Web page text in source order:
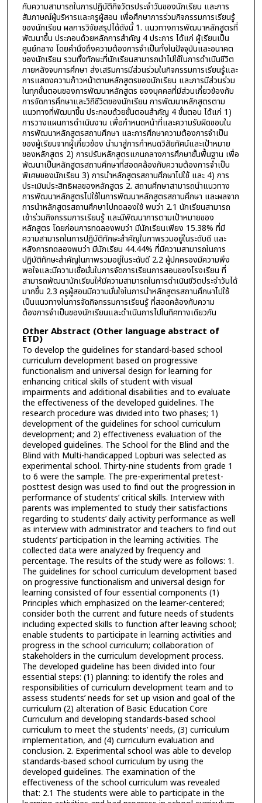
กับความสามารถในการปฏิบัติกิจวัตรประจำวันของนักเรียน และการ
สัมภาษณ์ผู้บริหารและครูผู้สอน เพื่อศึกษาการร่วมกิจกรรมการเรียนรู้
ของนักเรียน ผลการวิจัยสรุปได้ดังนี้ 1. แนวทางการพัฒนาหลักสูตรที่
พัฒนาขึ้น ประกอบด้วยหลักการสำคัญ 4 ประการ ได้แก่ ผู้เรียนเป็น
ศูนย์กลาง โดยคำนึงถึงความต้องการจำเป็นทั้งในปัจจุบันและอนาคต
ของนักเรียน รวมทั้งทักษะที่นักเรียนสามารถนำไปใช้ในการดำเนินชีวิต
ภายหลังจบการศึกษา ส่งเสริมการมีส่วนร่วมในกิจกรรมการเรียนรู้และ
การแสดงความก้าวหน้าตามหลักสูตรของนักเรียน และการมีส่วนร่วม
ในทุกขั้นตอนของการพัฒนาหลักสูตร ของบุคคลที่มีส่วนเกี่ยวข้องกับ
การจัดการศึกษาและวิถีชีวิตของนักเรียน การพัฒนาหลักสูตรตาม
แนวทางที่พัฒนาขึ้น ประกอบด้วยขั้นตอนสำคัญ 4 ขั้นตอน ได้แก่ 1)
การวางแผนการดำเนินงาน เพื่อกำหนดหน้าที่และความรับผิดชอบใน
การพัฒนาหลักสูตรสถานศึกษา และการศึกษาความต้องการจำเป็น
ของผู้เรียนจากผู้เกี่ยวข้อง นำมาสู่การกำหนดวิสัยทัศน์และเป้าหมาย
ของหลักสูตร 2) การปรับหลักสูตรแกนกลางการศึกษาขั้นพื้นฐาน เพื่อ
พัฒนาเป็นหลักสูตรสถานศึกษาที่สอดคล้องกับความต้องการจำเป็น
พิเศษของนักเรียน 3) การนำหลักสูตรสถานศึกษาไปใช้ และ 4) การ
ประเมินประสิทธิผลของหลักสูตร 2. สถานศึกษาสามารถนำแนวทาง
การพัฒนาหลักสูตรไปใช้ในการพัฒนาหลักสูตรสถานศึกษา และผลจาก
การนำหลักสูตรสถานศึกษาไปทดลองใช้ พบว่า 2.1 นักเรียนสามารถ
เข้าร่วมกิจกรรมการเรียนรู้ และมีพัฒนาการตามเป้าหมายของ
หลักสูตร โดยก่อนการทดลองพบว่า มีนักเรียนเพียง 15.38% ที่มี
ความสามารถในการปฏิบัติทักษะสำคัญในภาพรวมอยู่ในระดับดี และ
หลังการทดลองพบว่า มีนักเรียน 44.44% ที่มีความสามารถในการ
ปฏิบัติทักษะสำคัญในภาพรวมอยู่ในระดับดี 2.2 ผู้ปกครองมีความพึง
พอใจและมีความเชื่อมั่นในการจัดการเรียนการสอนของโรงเรียน ที่
สามารถพัฒนานักเรียนให้มีความสามารถในการดำเนินชีวิตประจำวันได้
มากขึ้น 2.3 ครูผู้สอนมีความมั่นใจในการนำหลักสูตรสถานศึกษาไปใช้
เป็นแนวทางในการจัดกิจกรรมการเรียนรู้ ที่สอดคล้องกับความ
ต้องการจำเป็นของนักเรียนและดำเนินการไปในทิศทางเดียวกัน
Other Abstract (Other language abstract of
ETD)
To develop the guidelines for standard-based school
curriculum development based on progressive
functionalism and universal design for learning for
enhancing critical skills of student with visual
impairments and additional disabilities and to evaluate
the effectiveness of the developed guidelines. The
research procedure was divided into two phases; 1)
development of the guidelines for school curriculum
development; and 2) effectiveness evaluation of the
developed guidelines. The School for the Blind and the
Blind with Multi-handicapped Lopburi was selected as
experimental school. Thirty-nine students from grade 1
to 6 were the sample. The pre-experimental pretest-
posttest design was used to find out the progression in
performance of students’ critical skills. Interview with
parents was implemented to study their satisfactions
regarding to students’ daily activity performance as well
as interview with administrator and teachers to find out
students’ participation in the learning activities. The
collected data were analyzed by frequency and
percentage. The results of the study were as follows: 1.
The guidelines for school curriculum development based
on progressive functionalism and universal design for
learning consisted of four essential components (1)
Principles which emphasized on the learner-centered;
consider both the current and future needs of students
including expected skills to function after leaving school;
enable students to participate in learning activities and
progress in the school curriculum; collaboration of
stakeholders in the curriculum development process.
The developed guideline has been divided into four
essential steps: (1) planning: to identify the roles and
responsibilities of curriculum development team and to
assess students’ needs for set up vision and goal of the
curriculum (2) alteration of Basic Education Core
Curriculum and developing standards-based school
curriculum to meet the students’ needs, (3) curriculum
implementation, and (4) curriculum evaluation and
conclusion. 2. Experimental school was able to develop
standards-based school curriculum by using the
developed guidelines. The examination of the
effectiveness of the school curriculum was revealed
that: 2.1 The students were able to participate in the